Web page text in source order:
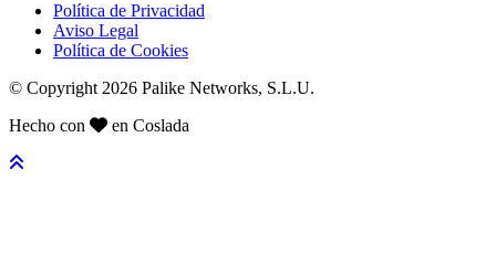
Política de Privacidad
Aviso Legal
Política de Cookies
© Copyright 2026 Palike Networks, S.L.U.
Hecho con
en Coslada